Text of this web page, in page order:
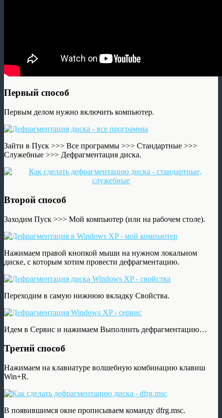
Первый способ
Первым делом нужно включить компьютер.
Зайти в Пуск >>> Все программы >>> Стандартные >>>
Служебные >>> Дефрагментация диска.
Второй способ
Заходим Пуск >>> Мой компьютер (или на рабочем столе).
Нажимаем правой кнопкой мыши на нужном локальном
диске, с которым хотим провести дефрагментацию.
Переходим в самую нижнюю вкладку Свойства.
Идем в Сервис и нажимаем Выполнить дефрагментацию…
Третий способ
Нажимаем на клавиатуре волшебную комбинацию клавиш
Win+R.
В появившимся окне прописываем команду dfrg.msc.